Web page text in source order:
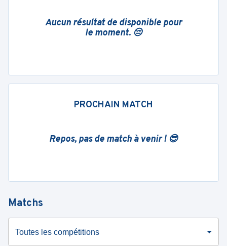
Aucun résultat de disponible pour
le moment. 😔
PROCHAIN MATCH
Repos, pas de match à venir ! 😎
Matchs
Toutes les compétitions